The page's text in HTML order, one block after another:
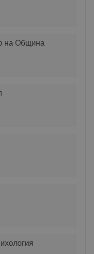
на Община